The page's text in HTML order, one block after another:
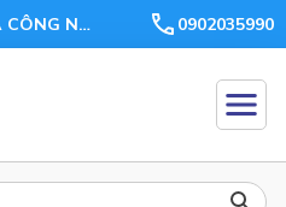
CÔNG TY TNHH THIẾT BỊ VÀ CÔNG NGHỆ CHÂU GIANG 0902035990